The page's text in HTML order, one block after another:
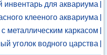
инвентарь для аквариума
клееного аквариума
металлическим каркасом
уголок водного царства